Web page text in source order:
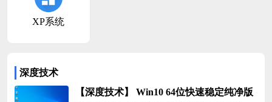
XP系统
深度技术
【深度技术】 Win10 64位快速稳定纯净版